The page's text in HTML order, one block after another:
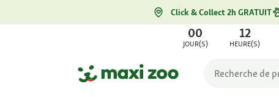
Click & Collect 2h GRATUIT
00
JOUR(S)
12
HEURE(S)